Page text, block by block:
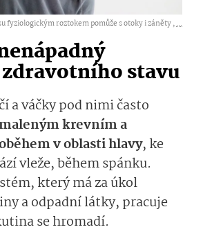
fyziologickým roztokem pomůže s otoky i záněty ,...
stavu
a váčky pod nimi často
krevním a
v oblasti hlavy, ke
vleže, během spánku.
který má za úkol
a odpadní látky, pracuje
se hromadí.